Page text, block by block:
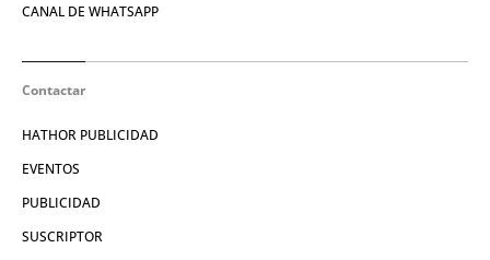
CANAL DE WHATSAPP
Contactar
HATHOR PUBLICIDAD
EVENTOS
PUBLICIDAD
SUSCRIPTOR